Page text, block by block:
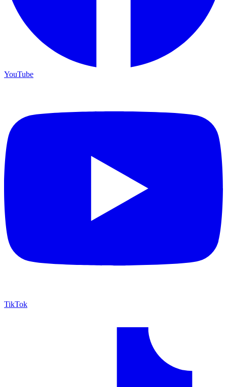
YouTube
TikTok